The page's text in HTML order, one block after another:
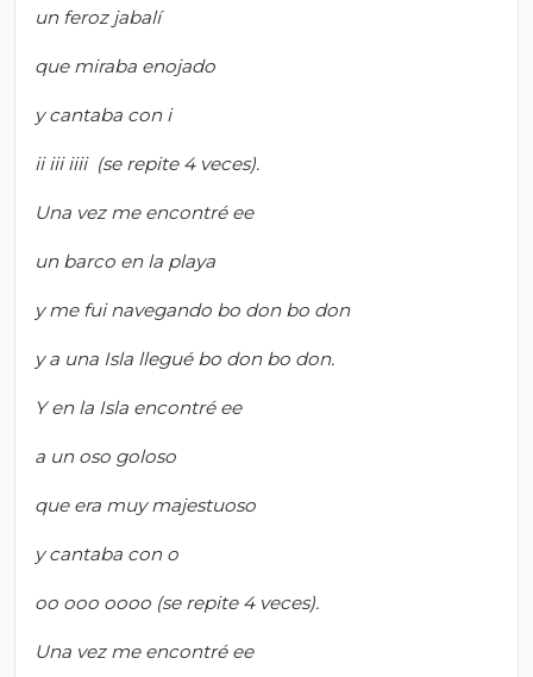
un feroz jabalí
que miraba enojado
y cantaba con i
ii iii iiii (se repite 4 veces).
Una vez me encontré ee
un barco en la playa
y me fui navegando bo don bo don
y a una Isla llegué bo don bo don.
Y en la Isla encontré ee
a un oso goloso
que era muy majestuoso
y cantaba con o
oo ooo oooo (se repite 4 veces).
Una vez me encontré ee